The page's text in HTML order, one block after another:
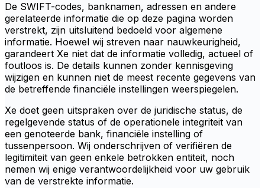
De SWIFT-codes, banknamen, adressen en andere
gerelateerde informatie die op deze pagina worden
verstrekt, zijn uitsluitend bedoeld voor algemene
informatie. Hoewel wij streven naar nauwkeurigheid,
garandeert Xe niet dat de informatie volledig, actueel of
foutloos is. De details kunnen zonder kennisgeving
wijzigen en kunnen niet de meest recente gegevens van
de betreffende financiële instellingen weerspiegelen.
Xe doet geen uitspraken over de juridische status, de
regelgevende status of de operationele integriteit van
een genoteerde bank, financiële instelling of
tussenpersoon. Wij onderschrijven of verifiëren de
legitimiteit van geen enkele betrokken entiteit, noch
nemen wij enige verantwoordelijkheid voor uw gebruik
van de verstrekte informatie.